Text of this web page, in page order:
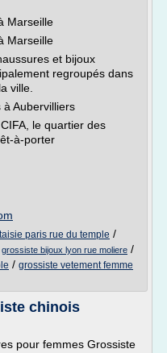
Marseille
Marseille
et bijoux
regroupés dans
ville.
Aubervilliers
le quartier des
à-porter
paris rue du temple /
grossiste bijoux lyon rue moliere /
/ grossiste vetement femme
chinois
pour femmes Grossiste